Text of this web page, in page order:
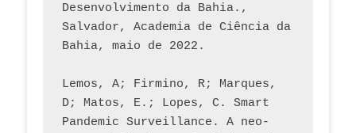
Desenvolvimento da Bahia.,
Salvador, Academia de Ciência da
Bahia, maio de 2022.
Lemos, A; Firmino, R; Marques,
D; Matos, E.; Lopes, C. Smart
Pandemic Surveillance. A neo-